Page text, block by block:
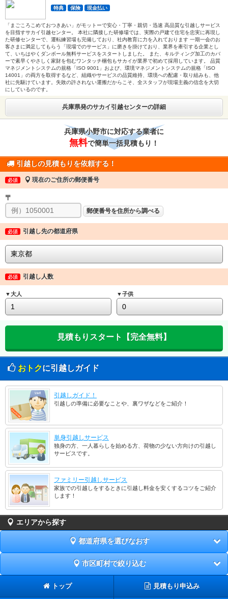
特典 保険 現金払い
「まごころこめておつきあい」がモットーで安心・丁寧・親切・迅速 高品質な引越しサービス
を目指すサカイ引越センター。 本社に隣接した研修場では、実際の戸建て住宅を忠実に再現し
た研修センターで、運転練習場も完備しており、社内教育に力を入れております 一期一会のお
客さまに満足してもらう「現場でのサービス」に磨きを掛けており、業界を牽引する企業とし
て、いちはやくダンボール無料サービスをスタートしました。 また、キルティング加工のカバ
ーで素早くやさしく家財を包むワンタッチ梱包もサカイが業界で初めて採用しています。 品質
マネジメントシステムの規格「ISO 9001」および、環境マネジメントシステムの規格「ISO
14001」の両方を取得するなど、組織やサービスの品質維持、環境への配慮・取り組みも、他
社に先駆けています。失敗の許されない運搬だからこそ、全スタッフが現場主義の信念を大切
にしているのです。
兵庫県発のサカイ引越センターの詳細
兵庫県小野市に対応する業者に
無料で簡単一括見積もり！
引越しの見積もりを依頼する！
必須 現在のご住所の郵便番号
〒
郵便番号を住所から調べる
必須 引越し先の都道府県
必須 引越し人数
▼大人 ▼子供
おトクに引越しガイド
引越しガイド！
引越しの準備に必要なことや、裏ワザなどをご紹介！
単身引越しサービス
独身の方、一人暮らしを始める方、荷物の少ない方向けの引越し
サービスです。
ファミリー引越しサービス
家族での引越しをするときに引越し料金を安くするコツをご紹介
します！
エリアから探す
都道府県を選びなおす
市区町村で絞り込む
トップ 見積もり申込み